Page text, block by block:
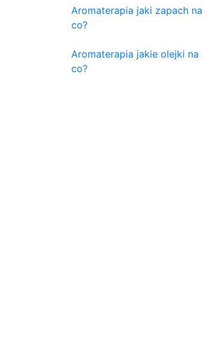
Aromaterapia jaki zapach na
co?
Aromaterapia jakie olejki na
co?